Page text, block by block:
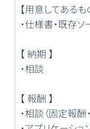
【用意してあるも
・仕様書・既存ソ
【 納期 】
・相談
【 報酬 】
・相談（固定報酬